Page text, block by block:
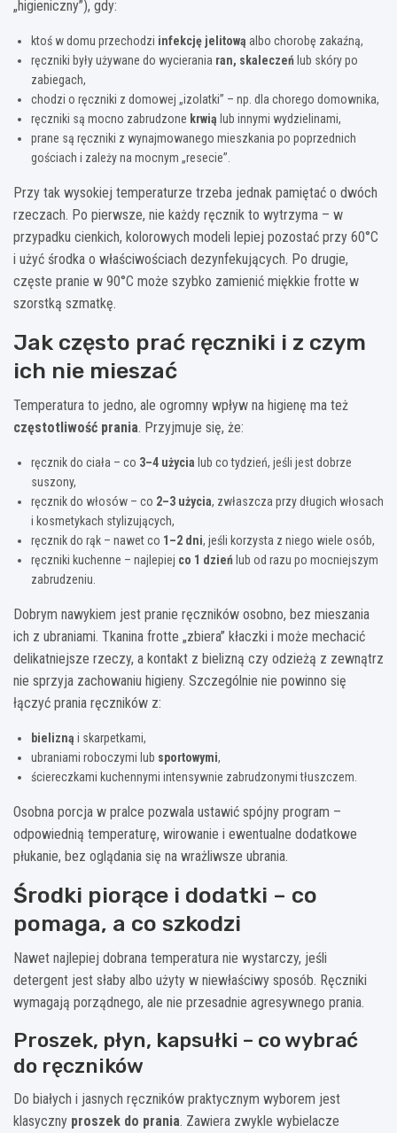
„higieniczny”), gdy:
ktoś w domu przechodzi infekcję jelitową albo chorobę zakaźną,
ręczniki były używane do wycierania ran, skaleczeń lub skóry po
zabiegach,
chodzi o ręczniki z domowej „izolatki” – np. dla chorego domownika,
ręczniki są mocno zabrudzone krwią lub innymi wydzielinami,
prane są ręczniki z wynajmowanego mieszkania po poprzednich
gościach i zależy na mocnym „resecie”.
Przy tak wysokiej temperaturze trzeba jednak pamiętać o dwóch
rzeczach. Po pierwsze, nie każdy ręcznik to wytrzyma – w
przypadku cienkich, kolorowych modeli lepiej pozostać przy 60°C
i użyć środka o właściwościach dezynfekujących. Po drugie,
częste pranie w 90°C może szybko zamienić miękkie frotte w
szorstką szmatkę.
Jak często prać ręczniki i z czym
ich nie mieszać
Temperatura to jedno, ale ogromny wpływ na higienę ma też
częstotliwość prania. Przyjmuje się, że:
ręcznik do ciała – co 3–4 użycia lub co tydzień, jeśli jest dobrze
suszony,
ręcznik do włosów – co 2–3 użycia, zwłaszcza przy długich włosach
i kosmetykach stylizujących,
ręcznik do rąk – nawet co 1–2 dni, jeśli korzysta z niego wiele osób,
ręczniki kuchenne – najlepiej co 1 dzień lub od razu po mocniejszym
zabrudzeniu.
Dobrym nawykiem jest pranie ręczników osobno, bez mieszania
ich z ubraniami. Tkanina frotte „zbiera” kłaczki i może mechacić
delikatniejsze rzeczy, a kontakt z bielizną czy odzieżą z zewnątrz
nie sprzyja zachowaniu higieny. Szczególnie nie powinno się
łączyć prania ręczników z:
bielizną i skarpetkami,
ubraniami roboczymi lub sportowymi,
ściereczkami kuchennymi intensywnie zabrudzonymi tłuszczem.
Osobna porcja w pralce pozwala ustawić spójny program –
odpowiednią temperaturę, wirowanie i ewentualne dodatkowe
płukanie, bez oglądania się na wrażliwsze ubrania.
Środki piorące i dodatki – co
pomaga, a co szkodzi
Nawet najlepiej dobrana temperatura nie wystarczy, jeśli
detergent jest słaby albo użyty w niewłaściwy sposób. Ręczniki
wymagają porządnego, ale nie przesadnie agresywnego prania.
Proszek, płyn, kapsułki – co wybrać
do ręczników
Do białych i jasnych ręczników praktycznym wyborem jest
klasyczny proszek do prania. Zawiera zwykle wybielacze